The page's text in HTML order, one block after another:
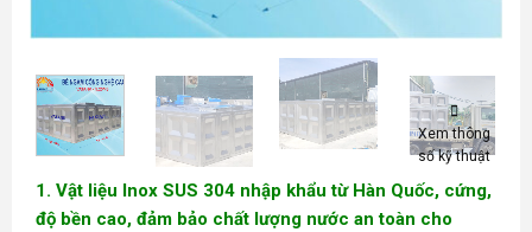
Xem thông
số kỹ thuật
1. Vật liệu Inox SUS 304 nhập khẩu từ Hàn Quốc, cứng,
độ bền cao, đảm bảo chất lượng nước an toàn cho